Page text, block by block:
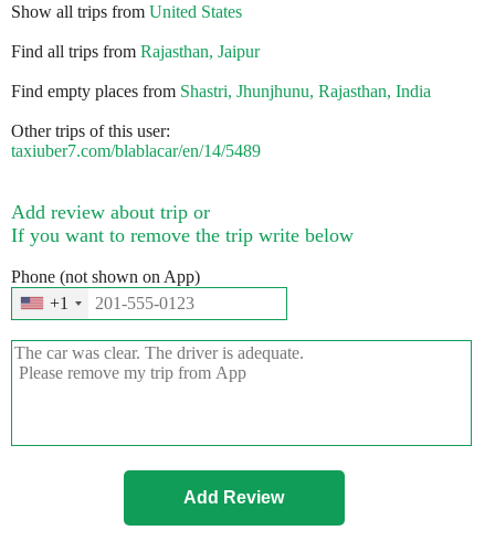
Show all trips from United States
Find all trips from Rajasthan, Jaipur
Find empty places from Shastri, Jhunjhunu, Rajasthan, India
Other trips of this user:
taxiuber7.com/blablacar/en/14/5489
Add review about trip or
If you want to remove the trip write below
Phone (not shown on App)
+1